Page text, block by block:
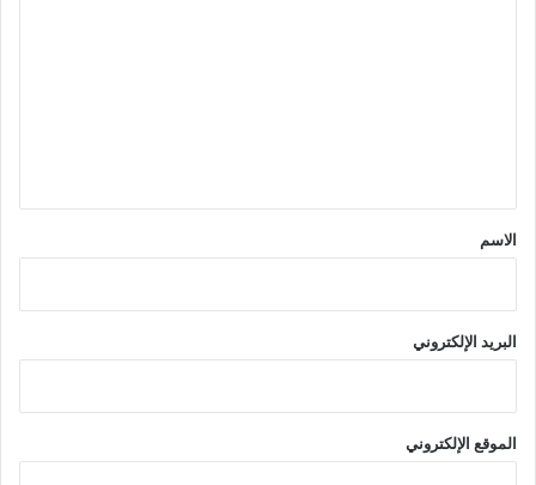
*
الاسم
البريد الإلكتروني
الموقع الإلكتروني